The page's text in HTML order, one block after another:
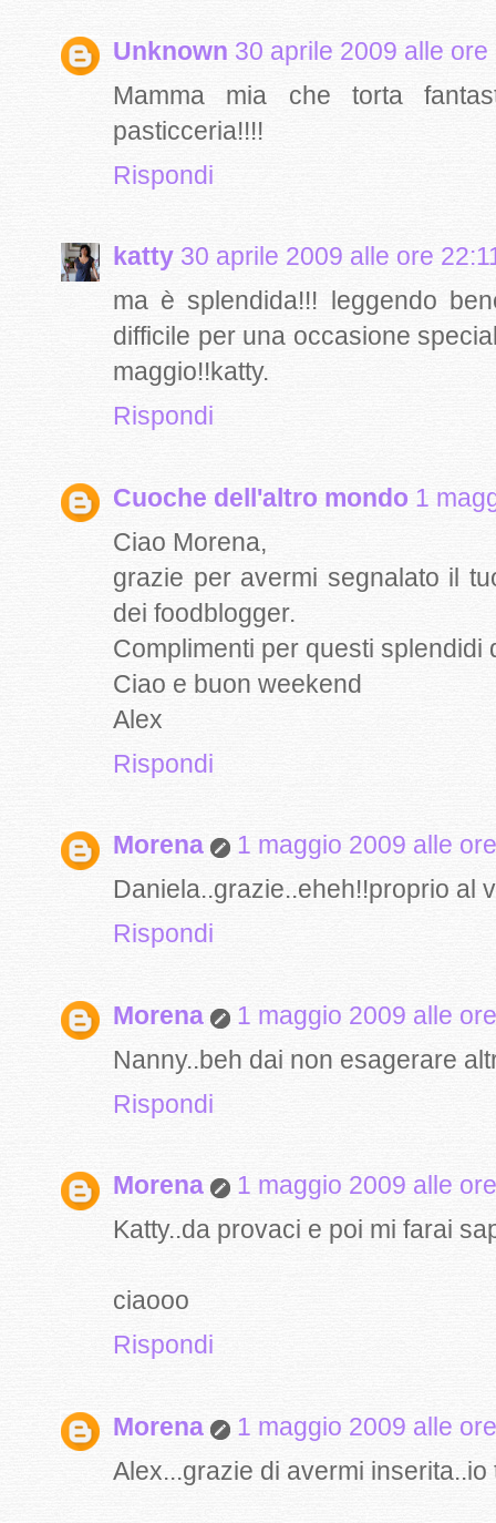
Unknown 30 aprile 2009 alle ore
Mamma mia che torta
pasticceria!!!!
Rispondi
katty 30 aprile 2009 alle ore
ma è splendida!!! leggendo
difficile per una occasione
maggio!!katty.
Rispondi
Cuoche dell'altro mondo 1
Ciao Morena,
grazie per avermi segnalato il
dei foodblogger.
Complimenti per questi splendidi
Ciao e buon weekend
Alex
Rispondi
Morena
1 maggio 2009 alle
Daniela..grazie..eheh!!proprio al
Rispondi
Morena
1 maggio 2009 alle
Nanny..beh dai non esagerare
Rispondi
Morena
1 maggio 2009 alle
Katty..da provaci e poi mi farai
ciaooo
Rispondi
Morena
1 maggio 2009 alle
Alex...grazie di avermi